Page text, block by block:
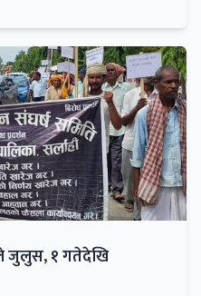
जुलुस, १ गतेदेखि